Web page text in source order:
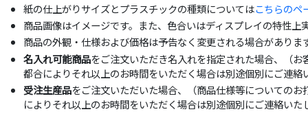
紙の仕上がりサイズとプラスチックの種類についてはこちらのペ
商品画像はイメージです。また、色合いはディスプレイの特性上
商品の外観・仕様および価格は予告なく変更される場合があります
名入れ可能商品をご注文いただき名入れを指定された場合、（
都合によりそれ以上のお時間をいただく場合は別途個別にご連絡
受注生産品をご注文いただいた場合、（商品仕様等についての
によりそれ以上のお時間をいただく場合は別途個別にご連絡いた